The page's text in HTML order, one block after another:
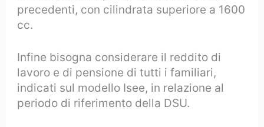
precedenti, con cilindrata superiore a 1600
cc.
Infine bisogna considerare il reddito di
lavoro e di pensione di tutti i familiari,
indicati sul modello Isee, in relazione al
periodo di riferimento della DSU.